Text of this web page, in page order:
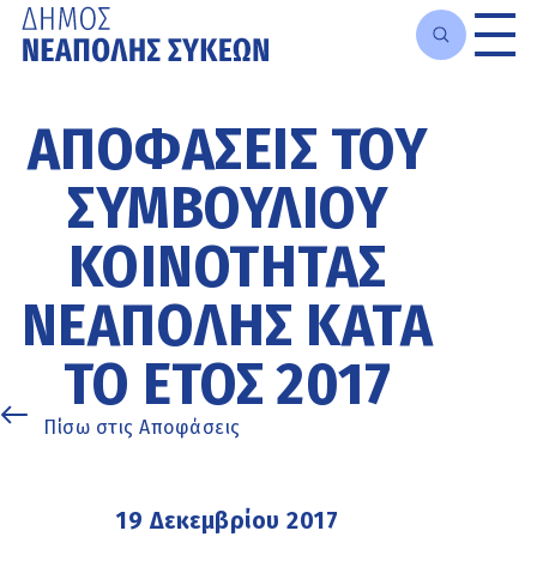
κυρίως
περιεχόμενο
ΑΠΟΦΆΣΕΙΣ ΤΟΥ
ΣΥΜΒΟΥΛΊΟΥ
ΚΟΙΝΌΤΗΤΑΣ
ΝΕΆΠΟΛΗΣ ΚΑΤΆ
ΤΟ ΈΤΟΣ 2017
Πίσω στις Αποφάσεις
19 Δεκεμβρίου 2017